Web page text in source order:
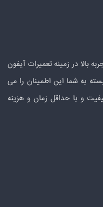
بالا در زمینه تعمیرات آیفون
به شما این اطمینان را می
و با حداقل زمان و هزینه